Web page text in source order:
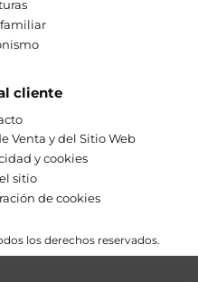
cliente
Venta y del Sitio Web
y cookies
sitio
de cookies
los derechos reservados.